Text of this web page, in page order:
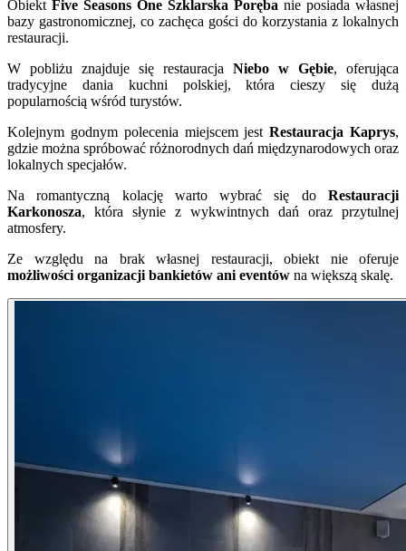
Obiekt Five Seasons One Szklarska Poręba nie posiada własnej
bazy gastronomicznej, co zachęca gości do korzystania z lokalnych
restauracji.
W pobliżu znajduje się restauracja Niebo w Gębie, oferująca
tradycyjne dania kuchni polskiej, która cieszy się dużą
popularnością wśród turystów.
Kolejnym godnym polecenia miejscem jestRestauracja Kaprys,
gdzie można spróbować różnorodnych dań międzynarodowych oraz
lokalnych specjałów.
Na romantyczną kolację warto wybrać się do Restauracji
Karkonosza, która słynie z wykwintnych dań oraz przytulnej
atmosfery.
Ze względu na brak własnej restauracji, obiekt nie oferuje
możliwości organizacji bankietów ani eventów na większą skalę.